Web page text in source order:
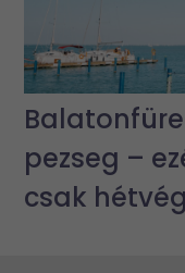
pezseg –
csak